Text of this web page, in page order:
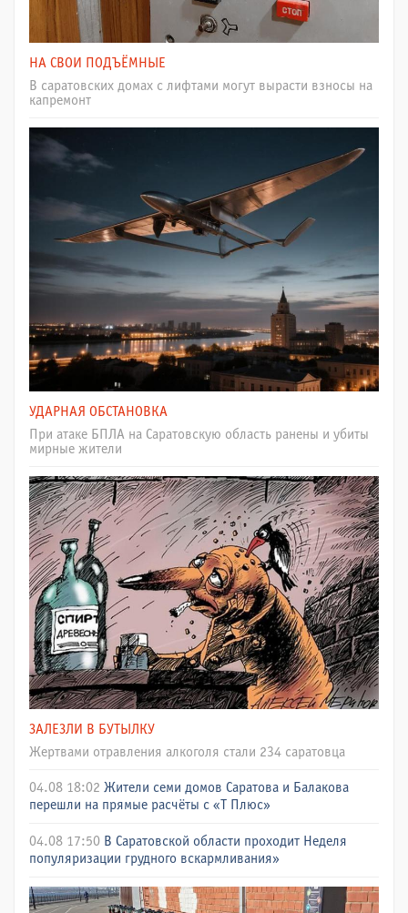
НА СВОИ ПОДЪЁМНЫЕ
В саратовских домах с лифтами могут вырасти взносы на
капремонт
УДАРНАЯ ОБСТАНОВКА
При атаке БПЛА на Саратовскую область ранены и убиты
мирные жители
ЗАЛЕЗЛИ В БУТЫЛКУ
Жертвами отравления алкоголя стали 234 саратовца
04.08 18:02 Жители семи домов Саратова и Балакова
перешли на прямые расчёты с «Т Плюс»
04.08 17:50 В Саратовской области проходит Неделя
популяризации грудного вскармливания»